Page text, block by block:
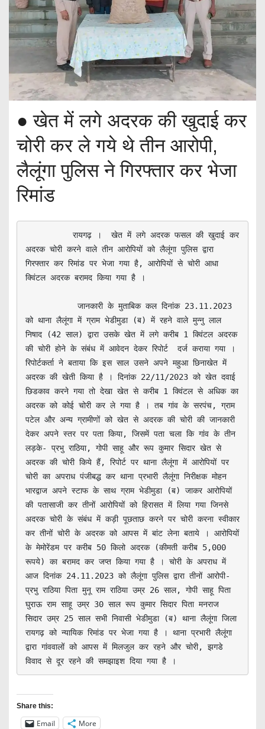
● खेत में लगे अदरक की खुदाई कर
चोरी कर ले गये थे तीन आरोपी,
लैलूंगा पुलिस ने गिरफ्तार कर भेजा
रिमांड
अदरक चोरी करने वाले तीन आरोपियों को लैलूंगा पुलिस द्वारा
गिरफ्तार कर रिमांड पर भेजा गया है, आरोपियों से चोरी आधा
क्विंटल अदरक बरामद किया गया है ।
को थाना लैलूंगा में ग्राम भेडीमुडा (ब) में रहने वाले मुन्नु लाल
निषाद (42 साल) द्वारा उसके खेत में लगे करीब 1 क्विंटल अदरक
की चोरी होने के संबंध में आवेदन देकर रिपोर्ट  दर्ज कराया गया ।
रिपोर्टकर्ता ने बताया कि इस साल उसने अपने महुआ छिनाखेत में
अदरक की खेती किया है । दिनांक 22/11/2023 को खेत दवाई
छिडकाव करने गया तो देखा खेत से करीब 1 क्विंटल से अधिक का
अदरक को कोई चोरी कर ले गया है । तब गांव के सरपंच, ग्राम
पटेल और अन्य ग्रामीणों को खेत से अदरक की चोरी की जानकारी
देकर अपने स्तर पर पता किया, जिसमें पता चला कि गांव के तीन
लड़के- प्रभु राठिया, गोपी साहू और रूप कुमार सिदार खेत से
अदरक की चोरी किये हैं, रिपोर्ट पर थाना लैलूंगा में आरोपियों पर
चोरी का अपराध पंजीबद्ध कर थाना प्रभारी लैलूंगा निरीक्षक मोहन
भारद्वाज अपने स्टाफ के साथ ग्राम भेडीमुडा (ब) जाकर आरोपियों
की पतासाजी कर तीनों आरोपियों को हिरासत में लिया गया जिनसे
अदरक चोरी के संबंध में कड़ी पूछताछ करने पर चोरी करना स्वीकार
कर तीनों चोरी के अदरक को आपस में बांट लेना बताये । आरोपियों
के मेमोरेंडम पर करीब 50 किलो अदरक (कीमती करीब 5,000
रूपये) का बरामद कर जप्त किया गया है । चोरी के अपराध में
आज दिनांक 24.11.2023 को लैलूंगा पुलिस द्वारा तीनों आरोपी-
प्रभु राठिया पिता मुनू राम राठिया उम्र 26 साल, गोपी साहू पिता
घुराऊ राम साहू उम्र 30 साल रूप कुमार सिदार पिता मनराज
सिदार उम्र 25 साल सभी निवासी भेडीमुडा (ब) थाना लैलूंगा जिला
रायगढ़ को न्यायिक रिमांड पर भेजा गया है । थाना प्रभारी लैलूंगा
द्वारा गांववालों को आपस में मिलजुल कर रहने और चोरी, झगडे
विवाद से दूर रहने की समझाइश दिया गया है ।
Share this:
Email More